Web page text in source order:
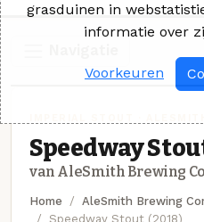
Speedway
van AleSmith Brewing
Home
AleSmith Brewing
Speedway Stout (2018)
grasduinen in
informatie over
Voorkeuren